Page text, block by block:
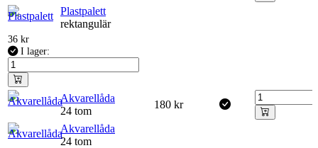
Plastpalett
rektangulär
36 kr
I lager:
Akvarellåda
24 tom
180 kr
Akvarellåda
24 tom